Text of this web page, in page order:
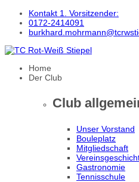
Kontakt 1. Vorsitzender:
0172-2414091
Home
Der Club
Club
Unser Vorstand
Bouleplatz
Mitgliedschaft
Gastronomie
Tennisschule